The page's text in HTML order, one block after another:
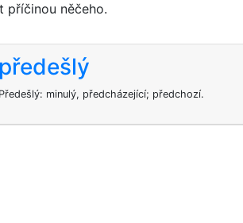
příčinou něčeho.
předešlý
Předešlý: minulý, předcházející; předchozí.